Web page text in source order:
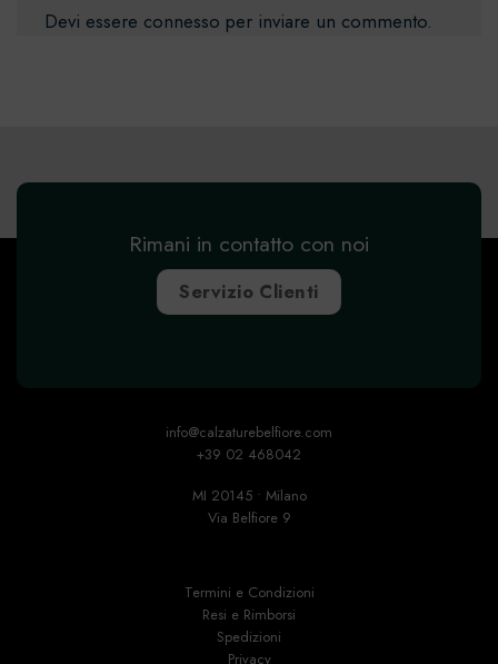
Devi essere connesso per inviare un commento.
Rimani in contatto con noi
Servizio Clienti
info@calzaturebelfiore.com
+39 02 468042
MI 20145 • Milano
Via Belfiore 9
Termini e Condizioni
Resi e Rimborsi
Spedizioni
Privacy